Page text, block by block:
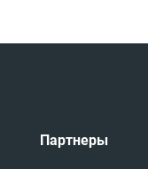
Партнеры